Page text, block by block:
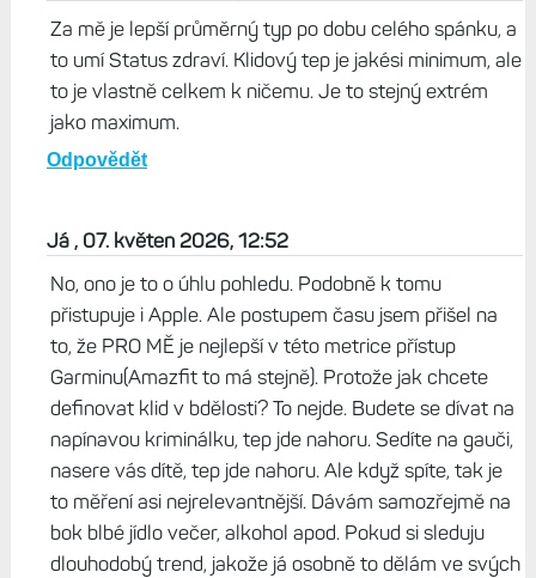
Za mě je lepší průměrný typ po dobu celého spánku, a
to umí Status zdraví. Klidový tep je jakési minimum, ale
to je vlastně celkem k ničemu. Je to stejný extrém
jako maximum.
Odpovědět
Já , 07. květen 2026, 12:52
No, ono je to o úhlu pohledu. Podobně k tomu
přistupuje i Apple. Ale postupem času jsem přišel na
to, že PRO MĚ je nejlepší v této metrice přístup
Garminu(Amazfit to má stejně). Protože jak chcete
definovat klid v bdělosti? To nejde. Budete se dívat na
napínavou kriminálku, tep jde nahoru. Sedíte na gauči,
nasere vás dítě, tep jde nahoru. Ale když spíte, tak je
to měření asi nejrelevantnější. Dávám samozřejmě na
bok blbé jídlo večer, alkohol apod. Pokud si sleduju
dlouhodobý trend, jakože já osobně to dělám ve svých